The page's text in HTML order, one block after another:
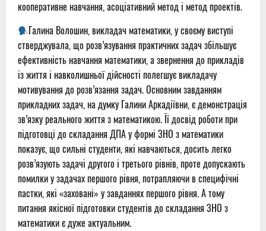
кооперативне навчання, асоціативний метод і метод проектів.
Галина Волошин, викладач математики, у своєму виступі
стверджувала, що розв’язування практичних задач збільшує
ефективність навчання математики, а звернення до прикладів
із життя і навколишньої дійсності полегшує викладачу
мотивування до розв’язання задач. Основним завданням
прикладних задач, на думку Галини Аркадіївни, є демонстрація
зв’язку реального життя з математикою. Її досвід роботи при
підготовці до складання ДПА у формі ЗНО з математики
показує, що сильні студенти, які навчаються, досить легко
розв’язують задачі другого і третього рівнів, проте допускають
помилки у задачах першого рівня, потрапляючи в специфічні
пастки, які «заховані» у завданнях першого рівня. А тому
питання якісної підготовки студентів до складання ЗНО з
математики є дуже актуальним.